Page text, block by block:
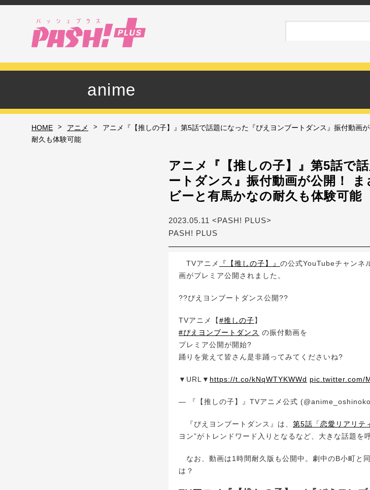
anime
HOME > アニメ >
アニメ『【推しの子】』第5話で話題になった『ぴえヨンブートダンス』振付動画
耐久も体験可能
アニメ『【推しの子】』第5話で
ートダンス』振付動画が公開！
ビーと有馬かなの耐久も体験可能
2023.05.11 <PASH! PLUS>
PASH! PLUS
TVアニメ 『【推しの子】』 の公式YouTubeチャンネ
画がプレミア公開されました。
??ぴえヨンブートダンス公開??
TVアニメ【#推しの子】
#ぴえヨンブートダンス の振付動画を
プレミア公開が開始?
踊りを覚えて皆さん是非踊ってみてくださいね?
▼URL▼ https://t.co/kNqWTYKWWd pic.twitter.com/
— 『【推しの子】』TVアニメ公式
『ぴえヨンブートダンス』は、 第5話「恋愛リアリテ
ヨン”がトレンドワード入りとなるなど、大きな話題を
なお、動画は1時間耐久版も公開中。劇中のB小町と
は？